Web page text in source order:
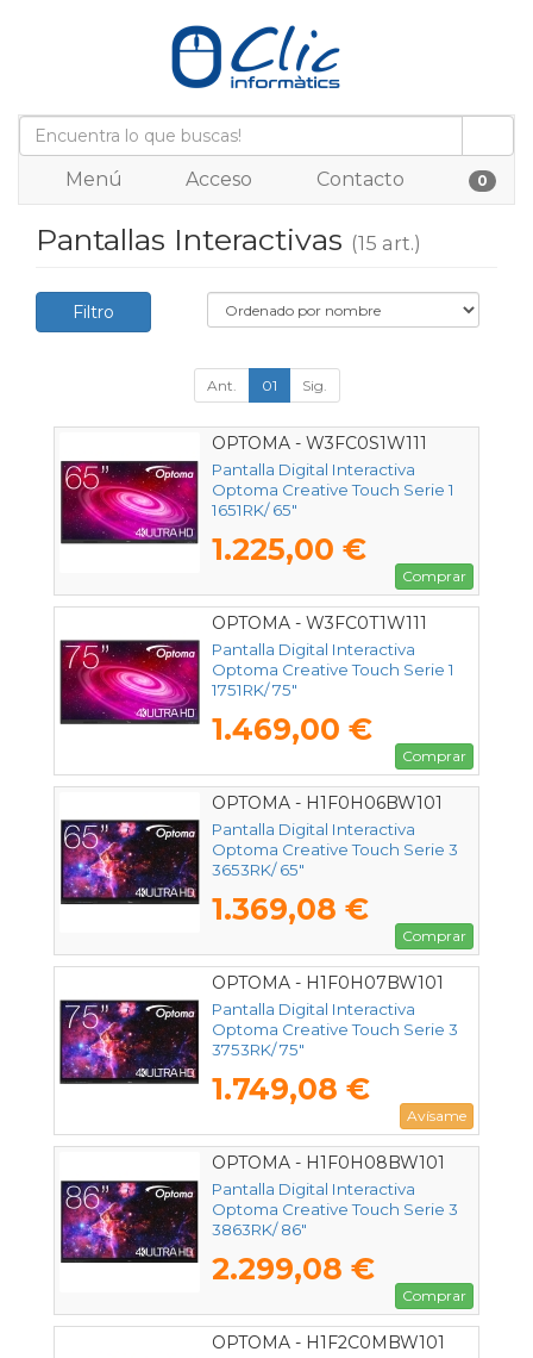
Menú Acceso Contacto 0
Pantallas Interactivas (15 art.)
Filtro
Ant. 01 Sig.
OPTOMA - W3FC0S1W111
Pantalla Digital Interactiva
Optoma Creative Touch Serie 1
1651RK/ 65"
1.225,00 €
Comprar
OPTOMA - W3FC0T1W111
Pantalla Digital Interactiva
Optoma Creative Touch Serie 1
1751RK/ 75"
1.469,00 €
Comprar
OPTOMA - H1F0H06BW101
Pantalla Digital Interactiva
Optoma Creative Touch Serie 3
3653RK/ 65"
1.369,08 €
Comprar
OPTOMA - H1F0H07BW101
Pantalla Digital Interactiva
Optoma Creative Touch Serie 3
3753RK/ 75"
1.749,08 €
Avísame
OPTOMA - H1F0H08BW101
Pantalla Digital Interactiva
Optoma Creative Touch Serie 3
3863RK/ 86"
2.299,08 €
Comprar
OPTOMA - H1F2C0MBW101